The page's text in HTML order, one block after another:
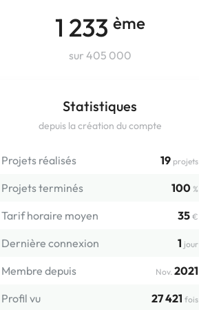
1 233 ème
sur 405 000
Statistiques
depuis la création du compte
Projets réalisés 19 projets
Projets terminés 100 %
Tarif horaire moyen 35 €
Dernière connexion 1 jour
Membre depuis Nov. 2021
Profil vu
27 421 fois